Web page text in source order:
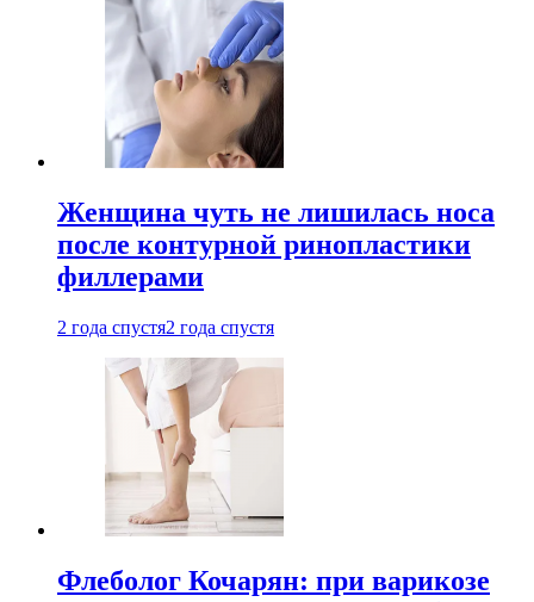
Женщина чуть не лишилась носа
после контурной ринопластики
филлерами
2 года спустя2 года спустя
Флеболог Кочарян: при варикозе